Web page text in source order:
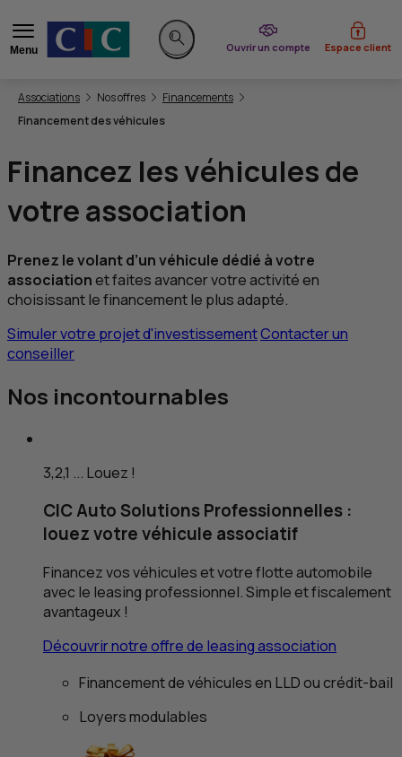
Menu
Rechercher sur le site
Ouvrir un compte
du CIC Espace client
Vous êtes ici:
Associations Nos offres
Financements
Financement des véhicules
Financez les véhicules de
votre association
Prenez le volant d’un véhicule dédié à votre
associationet faites avancer votre activité en
choisissant le financement le plus adapté.
Simuler votre projet d'investissementContacter un
conseiller
Nos incontournables
3,2,1 ... Louez !
CIC Auto Solutions Professionnelles :
louez votre véhicule associatif
Financez vos véhicules et votre flotte automobile
avec le leasing professionnel. Simple et fiscalement
avantageux !
Découvrir notre offre de leasingassociation
Financement de véhicules en LLDou crédit-bail
Loyers modulables